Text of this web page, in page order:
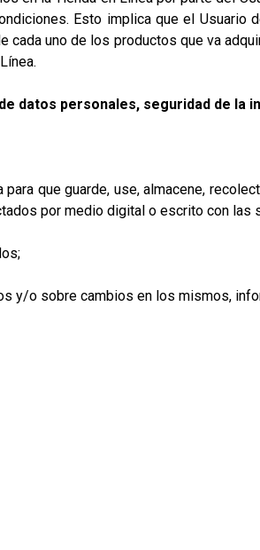
Esto implica que el
uno de los productos que va
datos personales, seguridad de la
que guarde, use, almacene,
por medio digital o escrito con las
o sobre cambios en los mismos,